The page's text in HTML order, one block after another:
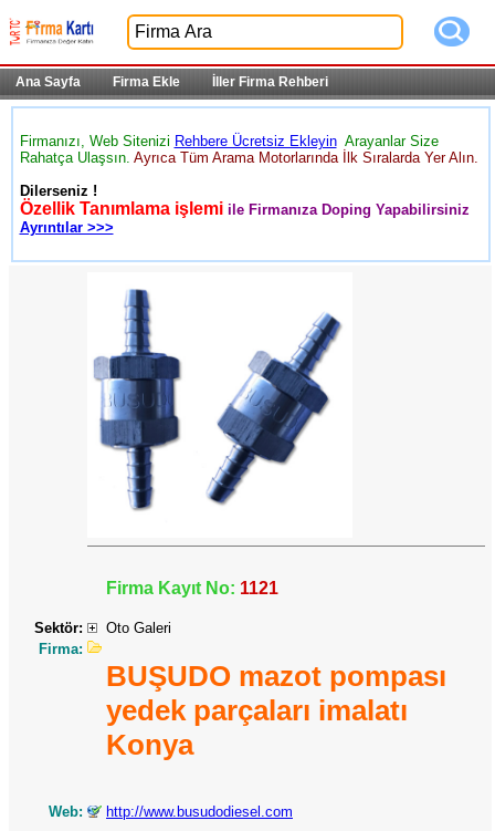
Ana Sayfa Firma Ekle İller Firma Rehberi
Firmanızı, Web Sitenizi Rehbere Ücretsiz Ekleyin Arayanlar Size
Rahatça Ulaşsın. Ayrıca Tüm Arama Motorlarında İlk Sıralarda Yer Alın.
Dilerseniz !
Özellik Tanımlama işlemi ile Firmanıza Doping Yapabilirsiniz
Ayrıntılar >>>
Firma Kayıt No: 1121
Sektör:
Oto Galeri
Firma:
BUŞUDO mazot pompası
yedek parçaları imalatı
Konya
Web: http://www.busudodiesel.com